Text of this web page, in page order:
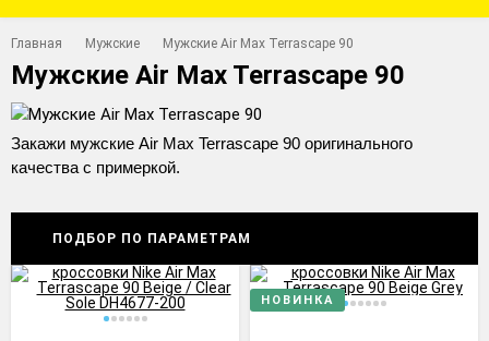
Главная Мужские Мужские Air Max Terrascape 90
Мужские Air Max Terrascape 90
Закажи мужские Air Max Terrascape 90 оригинального
качества с примеркой.
ПОДБОР ПО ПАРАМЕТРАМ
НОВИНКА